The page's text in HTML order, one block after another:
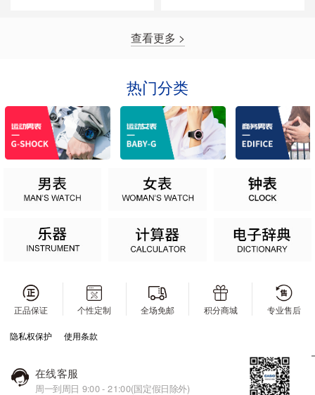
查看更多 >
热门分类
正品保证 个性定制 全场免邮 积分商城 专业售后
隐私权保护 使用条款
在线客服
周一到周日 9:00 - 21:00(国定假日除外)